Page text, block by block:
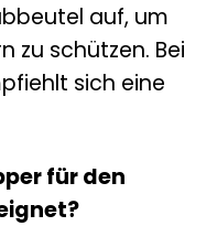
auf, um
zu schützen. Bei
sich eine
für den